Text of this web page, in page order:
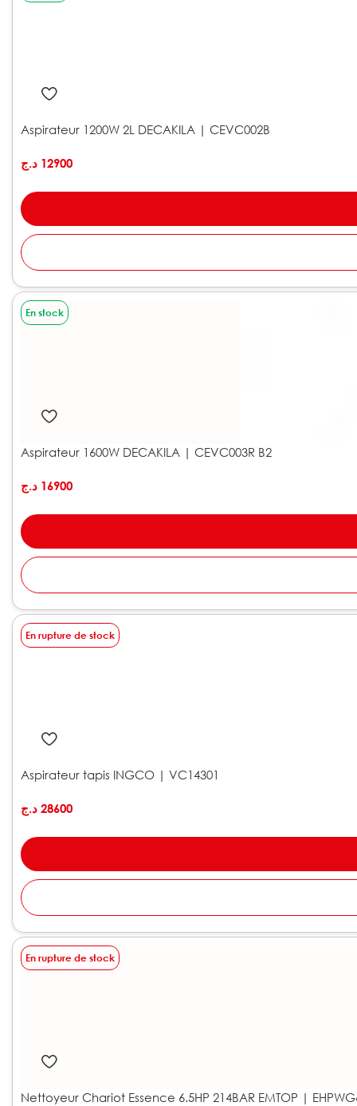
Aspirateur 1200W 2L DECAKILA | CEVC002B
12900 د.ج
En stock
Aspirateur 1600W DECAKILA | CEVC003R B2
16900 د.ج
En rupture de stock
Aspirateur tapis INGCO | VC14301
28600 د.ج
En rupture de stock
Nettoyeur Chariot Essence 6.5HP 214BAR EMTOP |